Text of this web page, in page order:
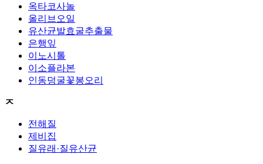
옥타코사놀
올리브오일
유산균발효굴추출물
은행잎
이노시톨
이소플라본
인동덩굴꽃봉오리
ㅈ
전해질
제비집
질유래·질유산균